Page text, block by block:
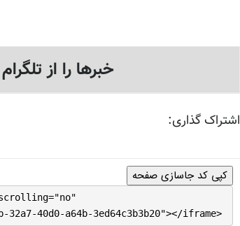
خبرها را از
اشتراک گذاری:
کپی کد جاسازی صفحه
40d0-a64b-3ed64c3b3b20"></iframe>